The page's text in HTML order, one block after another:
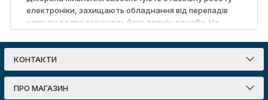
електроніки, захищають обладнання від перепадів
напруги та продовжують його термін служби. На
живлення для побутової техніки та LED-освітлення,
UPS (джерела безперебійного живлення) для офісів і
серверних, резервні інвертори та генератори для
потужності, умов експлуатації та функціональних
КОНТАКТИ
ПРО МАГАЗИН